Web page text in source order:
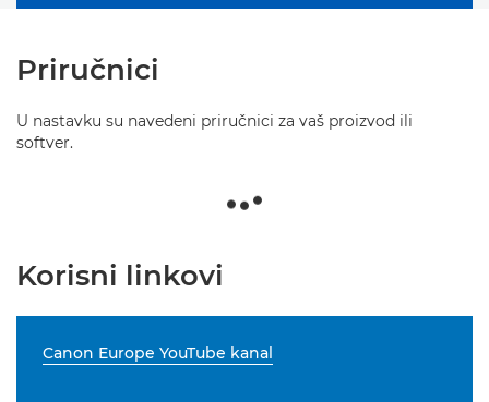
Priručnici
U nastavku su navedeni priručnici za vaš proizvod ili
softver.
Korisni linkovi
Canon Europe YouTube kanal